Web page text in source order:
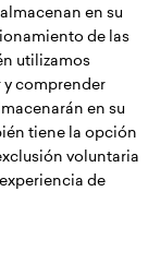
en su
de las
utilizamos
y comprender
en su
tiene la opción
voluntaria
de